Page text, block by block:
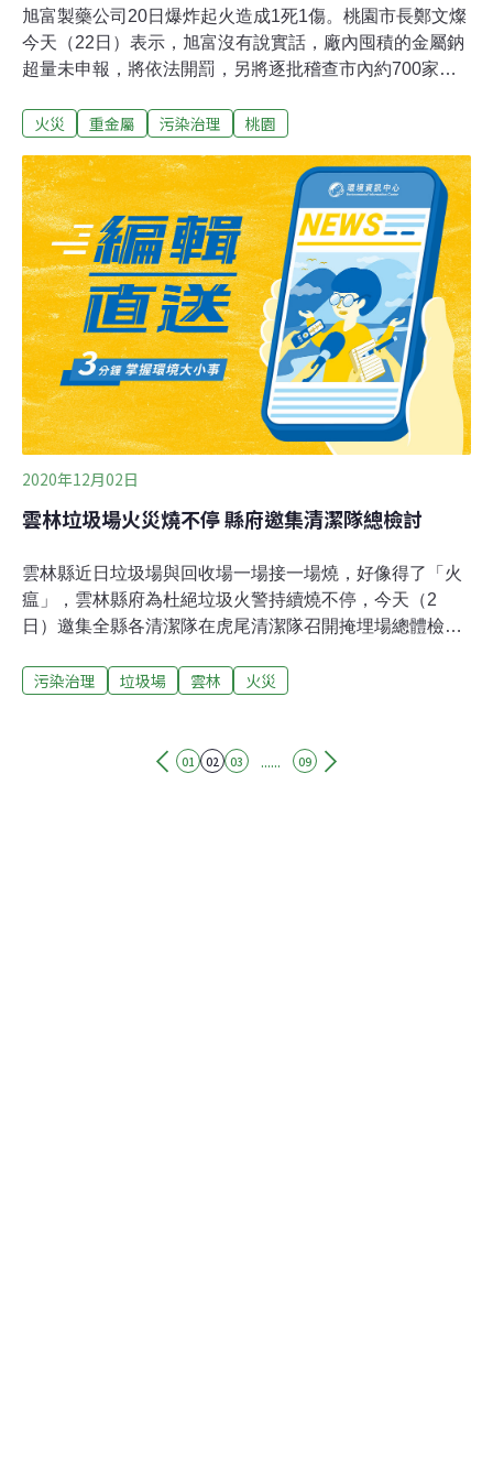
旭富製藥公司20日爆炸起火造成1死1傷。桃園市長鄭文燦
今天（22日）表示，旭富沒有說實話，廠內囤積的金屬鈉
超量未申報，將依法開罰，另將逐批稽查市內約700家有
中午發生火警，造成1死1傷，鄰近的鴻利紡織廠、桃園紙
中午12時9分再度傳出爆炸聲響，經查為廠內存放的金屬
鈉遇水產生反應，但無明火也未復燃。桃園市長鄭文燦今
天晚間前往視察殘火處理狀況，接受媒體聯訪時表示，經
旭富製藥公司派員進行火場清點時，發現兩桶半的金屬
鈉，另有4個空桶，但旭富只有申報1桶，初步研判超量了
6倍，「旭富沒有說實話，讓情況很危險」，桃園市消防
局將依消防法開罰。鄭文燦強調，已請環保局針對空污和
水污的部分開罰，空污的部分，雖然沒有波及到民宅，但
確實造成空污，水污的部分，化學品和溶劑也影響到水
質。
火災 重金屬 污染治理 桃園
2020年12月02日
雲林垃圾場火災燒不停 縣府邀集清潔隊總檢討
雲林縣近日垃圾場與回收場一場接一場燒，好像得了「火
瘟」，雲林縣府為杜絕垃圾火警持續燒不停，今天（2
日）邀集全縣各清潔隊在虎尾清潔隊召開掩埋場總體檢，
大橋日前發生廢棄物堆置場大火，還燒損橋墩，之後莿桐
雲林縣長張麗善表示，今年雲林縣公有衛生掩埋場發生多
污染治理 垃圾場 雲林 火災
01 02 03 ...... 09